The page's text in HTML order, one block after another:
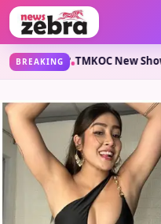
BREAKING
कहती है?•TMKOC New Show: खत्म